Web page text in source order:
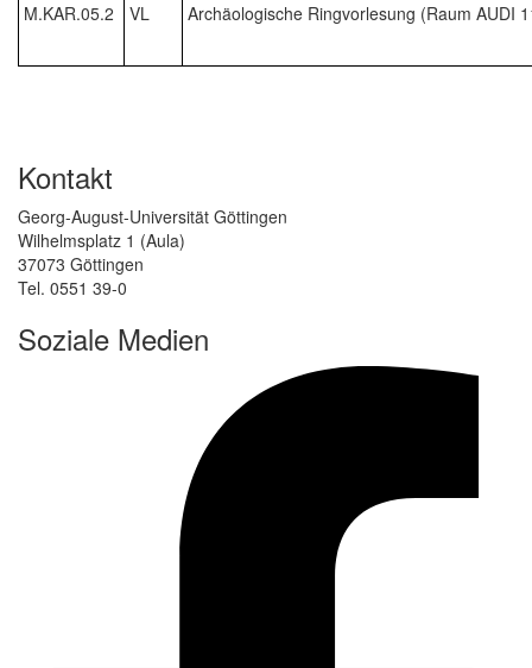
M.KAR.05.2 VL Archäologische Ringvorlesung (Raum AUDI
Kontakt
Georg-August-Universität Göttingen
Wilhelmsplatz 1 (Aula)
37073 Göttingen
Tel. 0551 39-0
Soziale Medien